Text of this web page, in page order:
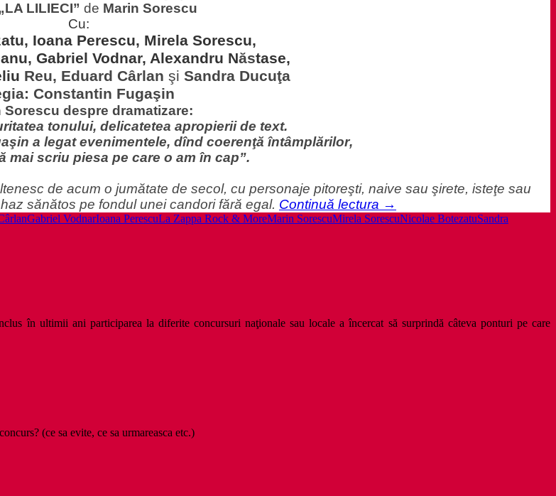
LILIECI” de Marin Sorescu
Cu:
Ioana Perescu, Mirela Sorescu,
Gabriel Vodnar, Alexandru Năstase,
Reu, Eduard Cârlan şi Sandra Ducuţa
Constantin Fugaşin
Sorescu despre dramatizare:
tonului, delicatetea apropierii de text.
a legat evenimentele, dînd coerenţă întâmplărilor,
maiscriu piesa pe care o am în cap”.
de acum o jumătate de secol, cu personaje pitoreşti, naive sau şirete, isteţe sau
sănătos pe fondul unei candori fără egal. Continuă lectura O
dramatizare
de
→
Gabriel VodnarIoana PerescuLa Zappa Rock & MoreMarin SorescuMirela SorescuNicolae BotezatuSandra
în ultimii ani participarea la diferite concursuri naţionale sau locale a încercat să surprindă câteva ponturi pe care
(ce sa evite, ce sa urmareasca etc.)